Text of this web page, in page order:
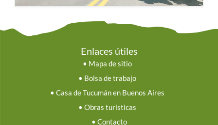
Enlaces útiles
• Mapa de sitio
• Bolsa de trabajo
• Casa de Tucumán en Buenos Aires
• Obras turísticas
• Contacto